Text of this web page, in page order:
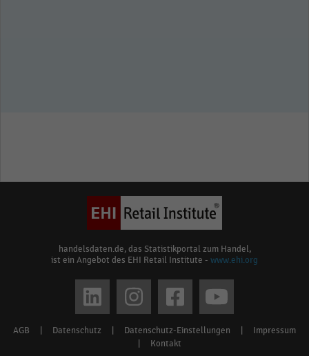
handelsdaten.de, das Statistikportal zum Handel,
ist ein Angebot des EHI Retail Institute - www.ehi.org
Footer
AGB Datenschutz Datenschutz-Einstellungen
Impressum
Kontakt